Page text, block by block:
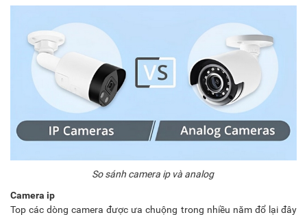
So sánh camera ip và analog
Camera ip
Top các dòng camera được ưa chuộng trong nhiều năm đổ lại đây